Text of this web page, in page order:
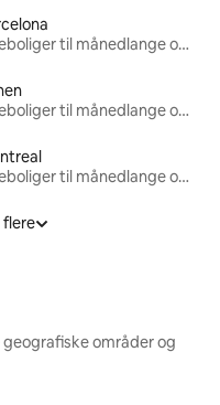
Lejeboliger til månedlange ophold
Lejeboliger til månedlange ophold
Lejeboliger til månedlange ophold
flere
områder og